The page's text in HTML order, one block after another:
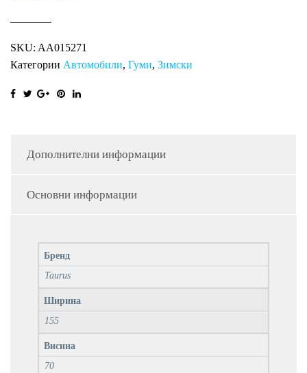
SKU: AA015271
Категории Автомобили, Гуми, Зимски
Дополнителни информации
Основни информации
Бренд
Taurus
Ширина
155
Висина
70